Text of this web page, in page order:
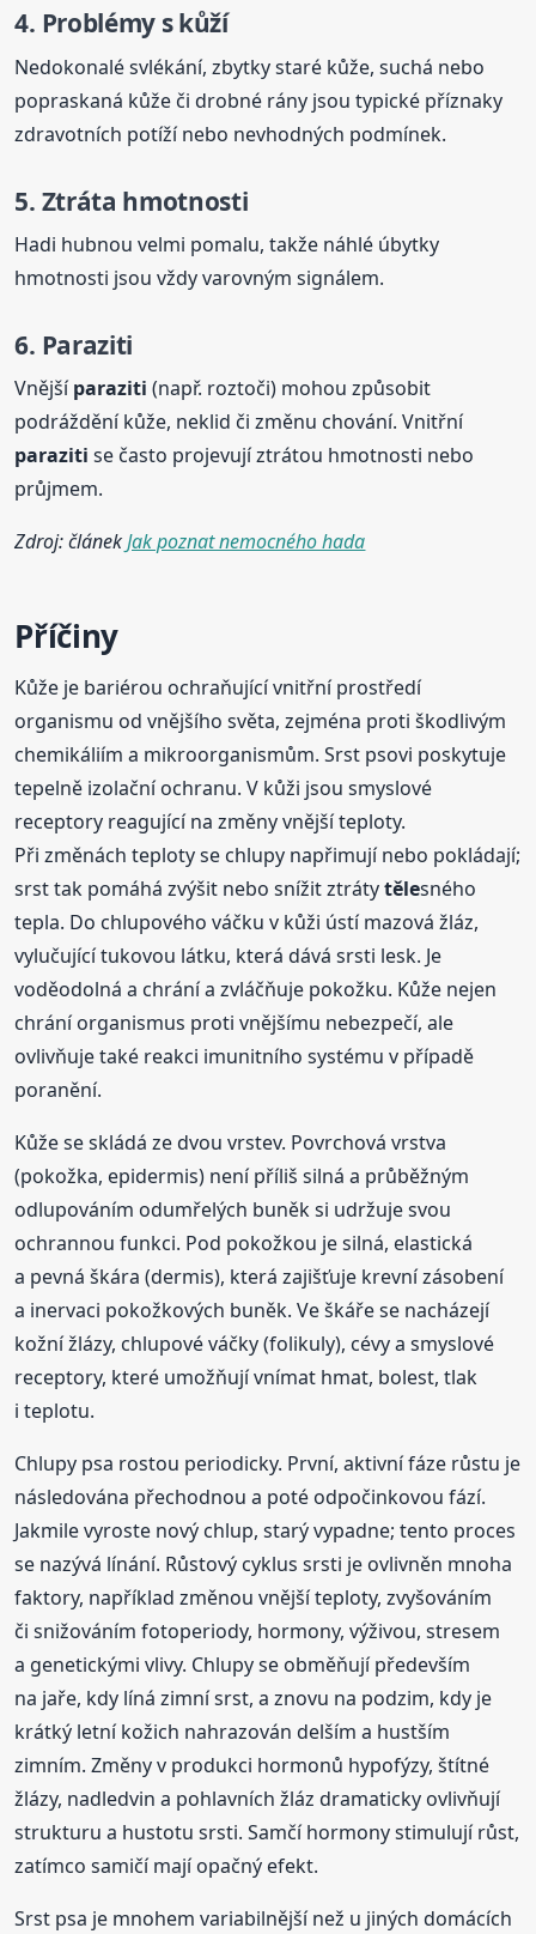
4. Problémy s kůží
Nedokonalé svlékání, zbytky staré kůže, suchá nebo
popraskaná kůže či drobné rány jsou typické příznaky
zdravotních potíží nebo nevhodných podmínek.
5. Ztráta hmotnosti
Hadi hubnou velmi pomalu, takže náhlé úbytky
hmotnosti jsou vždy varovným signálem.
6. Paraziti
Vnějšíparaziti (např. roztoči) mohou způsobit
podráždění kůže, neklid či změnu chování. Vnitřní
paraziti se často projevují ztrátou hmotnosti nebo
průjmem.
Zdroj: článekJak poznat nemocného hada
Příčiny
Kůže je bariérou ochraňující vnitřní prostředí
organismu od vnějšího světa, zejména proti škodlivým
chemikáliím a mikroorganismům. Srst psovi poskytuje
tepelně izolační ochranu. V kůži jsou smyslové
receptory reagující na změny vnější teploty.
Při změnách teploty se chlupy napřimují nebo pokládají;
srst tak pomáhá zvýšit nebo snížit ztrátytělesného
tepla. Do chlupového váčku v kůži ústí mazová žláz,
vylučující tukovou látku, která dává srsti lesk. Je
voděodolná a chrání a zvláčňuje pokožku. Kůže nejen
chrání organismus proti vnějšímu nebezpečí, ale
ovlivňuje také reakci imunitního systému v případě
poranění.
Kůže se skládá ze dvou vrstev. Povrchová vrstva
(pokožka, epidermis) není příliš silná a průběžným
odlupováním odumřelých buněk si udržuje svou
ochrannou funkci. Pod pokožkou je silná, elastická
a pevná škára (dermis), která zajišťuje krevní zásobení
a inervaci pokožkových buněk. Ve škáře se nacházejí
kožní žlázy, chlupové váčky (folikuly), cévy a smyslové
receptory, které umožňují vnímat hmat, bolest, tlak
i teplotu.
Chlupy psa rostou periodicky. První, aktivní fáze růstu je
následována přechodnou a poté odpočinkovou fází.
Jakmile vyroste nový chlup, starý vypadne; tento proces
se nazývá línání. Růstový cyklus srsti je ovlivněn mnoha
faktory, například změnou vnější teploty, zvyšováním
či snižováním fotoperiody, hormony, výživou, stresem
a genetickými vlivy. Chlupy se obměňují především
na jaře, kdy líná zimní srst, a znovu na podzim, kdy je
krátký letní kožich nahrazován delším a hustším
zimním. Změny v produkci hormonů hypofýzy, štítné
žlázy, nadledvin a pohlavních žláz dramaticky ovlivňují
strukturu a hustotu srsti. Samčí hormony stimulují růst,
zatímco samičí mají opačný efekt.
Srst psa je mnohem variabilnější než u jiných domácích